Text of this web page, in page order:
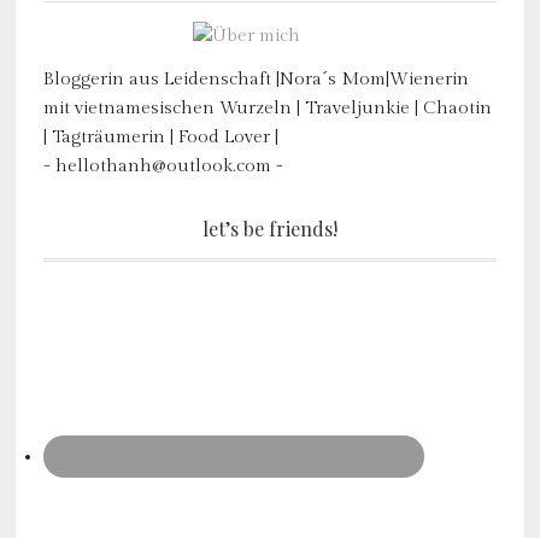
Bloggerin aus Leidenschaft |Nora´s Mom|Wienerin
mit vietnamesischen Wurzeln | Traveljunkie | Chaotin
| Tagträumerin | Food Lover |
- hellothanh@outlook.com -
let’s be friends!